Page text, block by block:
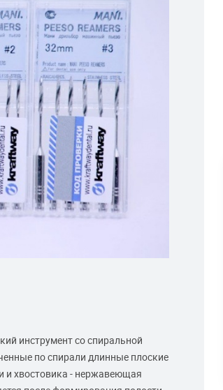
инструмент со спиральной
по спирали длинные плоские
и хвостовика - нержавеющая